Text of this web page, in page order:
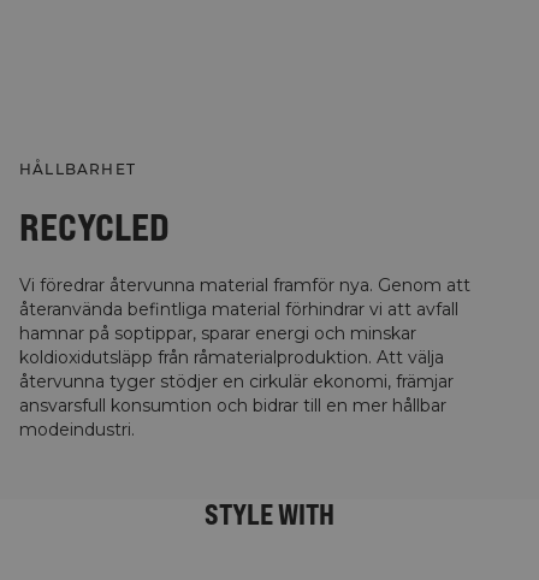
HÅLLBARHET
RECYCLED
Vi föredrar återvunna material framför nya. Genom att
återanvända befintliga material förhindrar vi att avfall
hamnar på soptippar, sparar energi och minskar
koldioxidutsläpp från råmaterialproduktion. Att välja
återvunna tyger stödjer en cirkulär ekonomi, främjar
ansvarsfull konsumtion och bidrar till en mer hållbar
modeindustri.
STYLE WITH